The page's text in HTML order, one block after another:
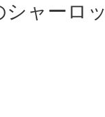
ャーロ